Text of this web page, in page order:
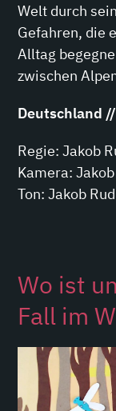
Welt durch
Gefahren, die
Alltag
zwischen
Deutschland
Regie: Jakob
Kamera:
Ton: Jakob
Wo ist
Fall im